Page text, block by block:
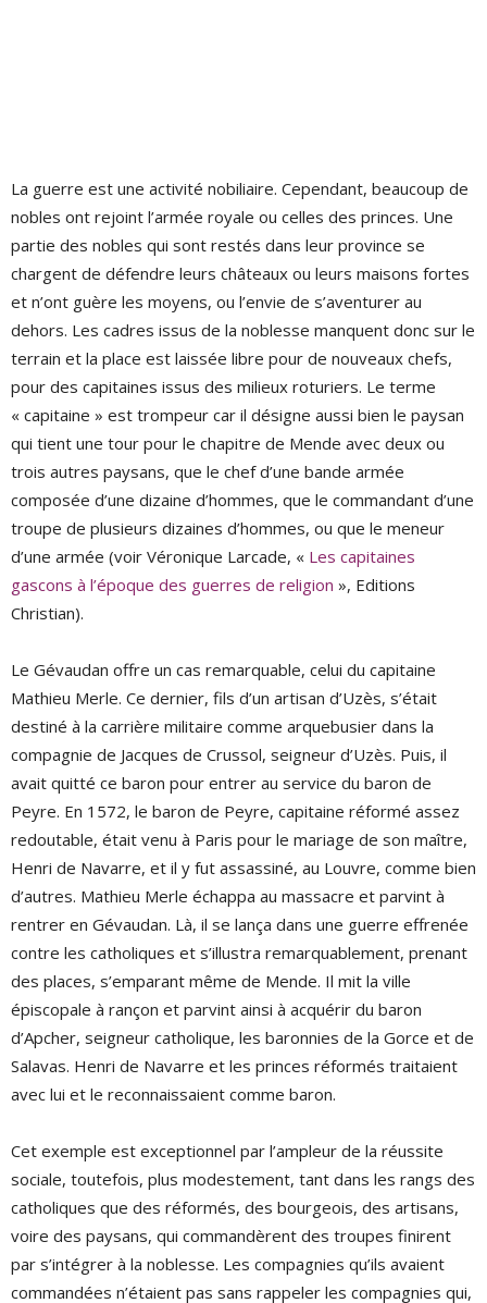
La guerre est une activité nobiliaire. Cependant, beaucoup de
nobles ont rejoint l’armée royale ou celles des princes. Une
partie des nobles qui sont restés dans leur province se
chargent de défendre leurs châteaux ou leurs maisons fortes
et n’ont guère les moyens, ou l’envie de s’aventurer au
dehors. Les cadres issus de la noblesse manquent donc sur le
terrain et la place est laissée libre pour de nouveaux chefs,
pour des capitaines issus des milieux roturiers. Le terme
« capitaine » est trompeur car il désigne aussi bien le paysan
qui tient une tour pour le chapitre de Mende avec deux ou
trois autres paysans, que le chef d’une bande armée
composée d’une dizaine d’hommes, que le commandant d’une
troupe de plusieurs dizaines d’hommes, ou que le meneur
d’une armée (voir Véronique Larcade, « Les capitaines
gascons à l’époque des guerres de religion », Editions
Christian).
Le Gévaudan offre un cas remarquable, celui du capitaine
Mathieu Merle. Ce dernier, fils d’un artisan d’Uzès, s’était
destiné à la carrière militaire comme arquebusier dans la
compagnie de Jacques de Crussol, seigneur d’Uzès. Puis, il
avait quitté ce baron pour entrer au service du baron de
Peyre. En 1572, le baron de Peyre, capitaine réformé assez
redoutable, était venu à Paris pour le mariage de son maître,
Henri de Navarre, et il y fut assassiné, au Louvre, comme bien
d’autres. Mathieu Merle échappa au massacre et parvint à
rentrer en Gévaudan. Là, il se lança dans une guerre effrenée
contre les catholiques et s’illustra remarquablement, prenant
des places, s’emparant même de Mende. Il mit la ville
épiscopale à rançon et parvint ainsi à acquérir du baron
d’Apcher, seigneur catholique, les baronnies de la Gorce et de
Salavas. Henri de Navarre et les princes réformés traitaient
avec lui et le reconnaissaient comme baron.
Cet exemple est exceptionnel par l’ampleur de la réussite
sociale, toutefois, plus modestement, tant dans les rangs des
catholiques que des réformés, des bourgeois, des artisans,
voire des paysans, qui commandèrent des troupes finirent
par s’intégrer à la noblesse. Les compagnies qu’ils avaient
commandées n’étaient pas sans rappeler les compagnies qui,